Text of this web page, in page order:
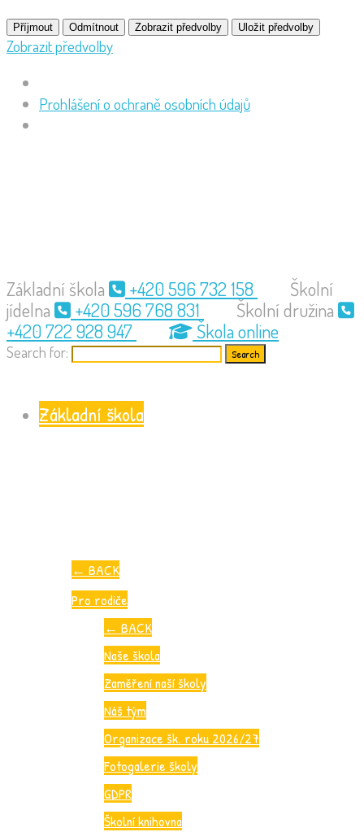
Příjmout Odmítnout Zobrazit předvolby Uložit předvolby
Zobrazit předvolby
Prohlášení o ochraně osobních údajů
Základní škola +420 596 732 158
Školní
jídelna
+420 596 768 831
Školní družina
+420 722 928 947
Škola online
Search for:
Základní škola
← BACK
Pro rodiče
← BACK
Naše škola
Zaměření naší školy
Náš tým
Organizace šk. roku 2026/27
Fotogalerie školy
GDPR
Školní knihovna